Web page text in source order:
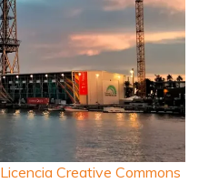
Licencia Creative Commons